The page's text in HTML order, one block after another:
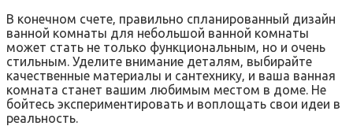
В конечном счете‚ правильно спланированный дизайн
ванной комнаты для небольшой ванной комнаты
может стать не только функциональным‚ но и очень
стильным. Уделите внимание деталям‚ выбирайте
качественные материалы и сантехнику‚ и ваша ванная
комната станет вашим любимым местом в доме. Не
бойтесь экспериментировать и воплощать свои идеи в
реальность.